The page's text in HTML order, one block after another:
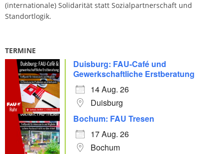
(internationale) Solidarität statt Sozialpartnerschaft und
Standortlogik.
TERMINE
Duisburg: FAU-Café und
Gewerkschaftliche Erstberatung
14 Aug. 26
Duisburg
Bochum: FAU Tresen
17 Aug. 26
Bochum